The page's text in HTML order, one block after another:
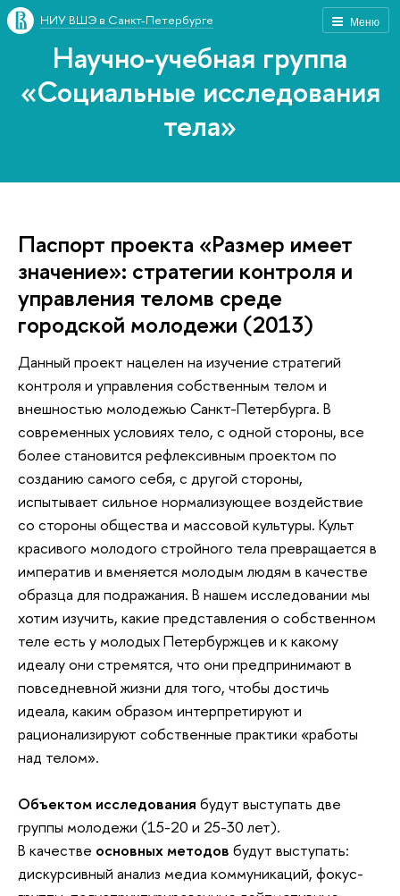
Меню
НИУ ВШЭ в Санкт-Петербурге
Научно-учебная группа
«Социальные исследования
тела»
Паспорт проекта «Размер имеет
значение»: стратегии контроля и
управления теломв среде
городской молодежи (2013)
Данный проект нацелен на изучение стратегий
контроля и управления собственным телом и
внешностью молодежью Санкт-Петербурга. В
современных условиях тело, с одной стороны, все
более становится рефлексивным проектом по
созданию самого себя, с другой стороны,
испытывает сильное нормализующее воздействие
со стороны общества и массовой культуры. Культ
красивого молодого стройного тела превращается в
императив и вменяется молодым людям в качестве
образца для подражания. В нашем исследовании мы
хотим изучить, какие представления о собственном
теле есть у молодых Петербуржцев и к какому
идеалу они стремятся, что они предпринимают в
повседневной жизни для того, чтобы достичь
идеала, каким образом интерпретируют и
рационализируют собственные практики «работы
над телом».
Объектом исследования будут выступать две
группы молодежи (15-20 и 25-30 лет).
В качестве основных методов будут выступать:
дискурсивный анализ медиа коммуникаций, фокус-